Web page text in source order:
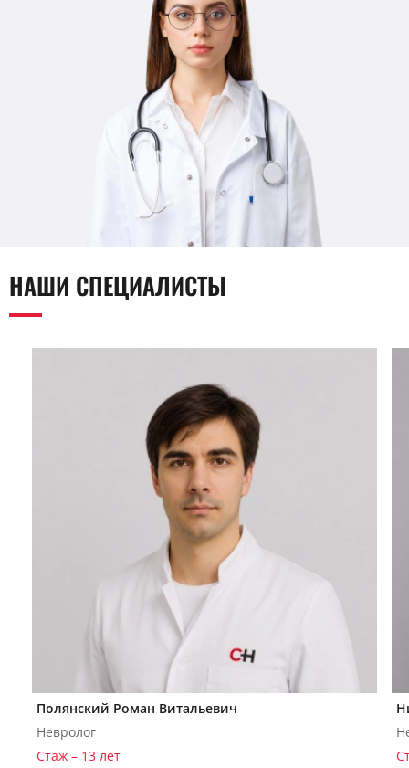
НАШИ СПЕЦИАЛИСТЫ
Полянский Роман Витальевич
Невролог
Стаж – 13 лет